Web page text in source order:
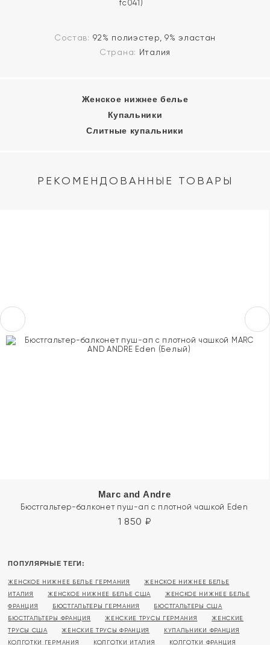
Состав: 92% полиэстер, 9% эластан
Страна: Италия
Женское нижнее белье
Купальники
Слитные купальники
РЕКОМЕНДОВАННЫЕ ТОВАРЫ
Marc and Andre
Бюстгальтер-балконет пуш-ап с плотной чашкой Eden
1 850 ₽
ПОПУЛЯРНЫЕ ТЕГИ:
ЖЕНСКОЕ НИЖНЕЕ БЕЛЬЕ ГЕРМАНИЯ
ЖЕНСКОЕ НИЖНЕЕ БЕЛЬЕ
ИТАЛИЯ
ЖЕНСКОЕ НИЖНЕЕ БЕЛЬЕ США
ЖЕНСКОЕ НИЖНЕЕ БЕЛЬЕ
ФРАНЦИЯ
БЮСТГАЛЬТЕРЫ ГЕРМАНИЯ
БЮСТГАЛЬТЕРЫ США
БЮСТГАЛЬТЕРЫ ФРАНЦИЯ
ЖЕНСКИЕ ТРУСЫ ГЕРМАНИЯ
ЖЕНСКИЕ
ТРУСЫ США
ЖЕНСКИЕ ТРУСЫ ФРАНЦИЯ
КУПАЛЬНИКИ ФРАНЦИЯ
КОЛГОТКИ ГЕРМАНИЯ
КОЛГОТКИ ИТАЛИЯ
КОЛГОТКИ ФРАНЦИЯ